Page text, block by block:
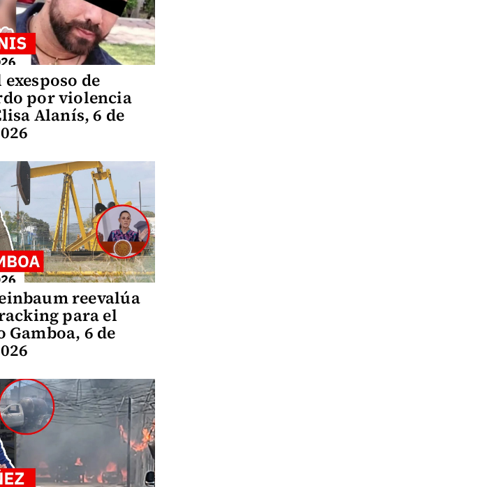
de
por violencia
Alanís, 6 de
reevalúa
para el
Gamboa, 6 de